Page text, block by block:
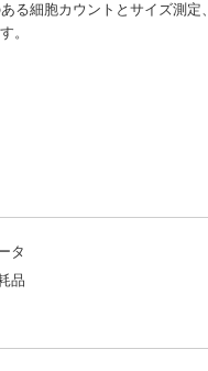
る細胞カウントとサイズ測定
。
タ
品